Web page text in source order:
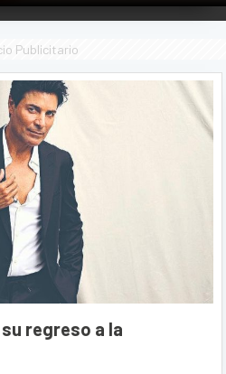
Publicitario
regreso a la